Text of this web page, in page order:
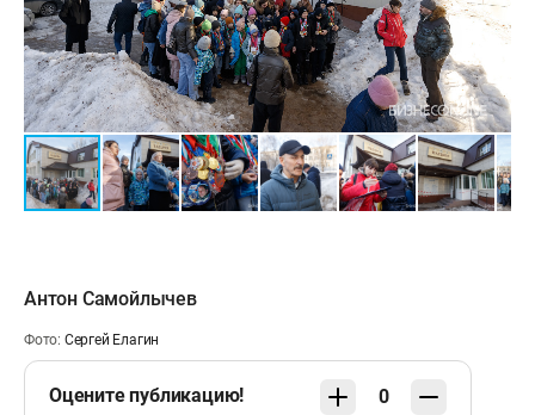
Антон Самойлычев
Фото: Сергей Елагин
Оцените публикацию! 0